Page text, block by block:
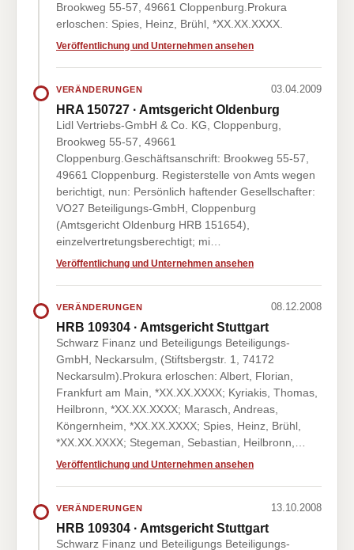
Brookweg 55-57, 49661 Cloppenburg.Prokura
erloschen: Spies, Heinz, Brühl, *XX.XX.XXXX.
Veröffentlichung und Unternehmen ansehen
VERÄNDERUNGEN 03.04.2009
HRA 150727 · Amtsgericht Oldenburg
Lidl Vertriebs-GmbH & Co. KG, Cloppenburg,
Brookweg 55-57, 49661
Cloppenburg.Geschäftsanschrift: Brookweg 55-57,
49661 Cloppenburg. Registerstelle von Amts wegen
berichtigt, nun: Persönlich haftender Gesellschafter:
VO27 Beteiligungs-GmbH, Cloppenburg
(Amtsgericht Oldenburg HRB 151654),
einzelvertretungsberechtigt; mi…
Veröffentlichung und Unternehmen ansehen
VERÄNDERUNGEN 08.12.2008
HRB 109304 · Amtsgericht Stuttgart
Schwarz Finanz und Beteiligungs Beteiligungs-
GmbH, Neckarsulm, (Stiftsbergstr. 1, 74172
Neckarsulm).Prokura erloschen: Albert, Florian,
Frankfurt am Main, *XX.XX.XXXX; Kyriakis, Thomas,
Heilbronn, *XX.XX.XXXX; Marasch, Andreas,
Köngernheim, *XX.XX.XXXX; Spies, Heinz, Brühl,
*XX.XX.XXXX; Stegeman, Sebastian, Heilbronn,…
Veröffentlichung und Unternehmen ansehen
VERÄNDERUNGEN 13.10.2008
HRB 109304 · Amtsgericht Stuttgart
Schwarz Finanz und Beteiligungs Beteiligungs-